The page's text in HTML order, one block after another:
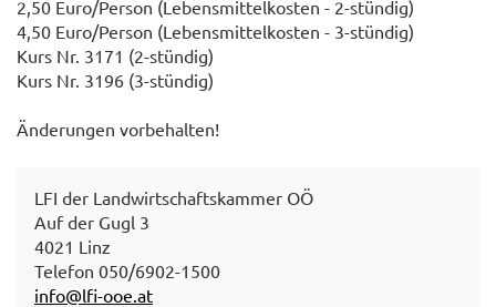
2,50 Euro/Person (Lebensmittelkosten - 2-stündig)
4,50 Euro/Person (Lebensmittelkosten - 3-stündig)
Kurs Nr. 3171 (2-stündig)
Kurs Nr. 3196 (3-stündig)
Änderungen vorbehalten!
LFI der Landwirtschaftskammer OÖ
Auf der Gugl 3
4021 Linz
Telefon 050/6902-1500
info@lfi-ooe.at